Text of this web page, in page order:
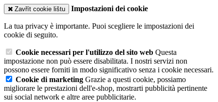
Zavřít cookie lištu Impostazioni dei cookie
La tua privacy è importante. Puoi scegliere le impostazioni dei
cookie di seguito.
Cookie necessari per l'utilizzo del sito web Questa
impostazione non può essere disabilitata. I nostri servizi non
possono essere forniti in modo significativo senza i cookie necessari.
Cookie di marketing Grazie a questi cookie, possiamo
migliorare le prestazioni dell'e-shop, mostrarti pubblicità pertinente
sui social network e altre aree pubblicitarie.